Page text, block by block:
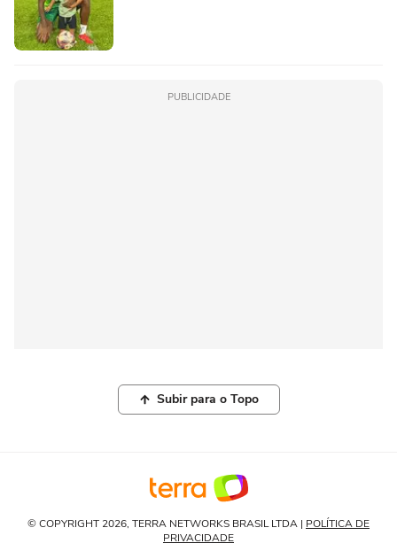
PUBLICIDADE
Subir para o Topo
© COPYRIGHT 2026, TERRA NETWORKS BRASIL LTDA | POLÍTICA DE
PRIVACIDADE